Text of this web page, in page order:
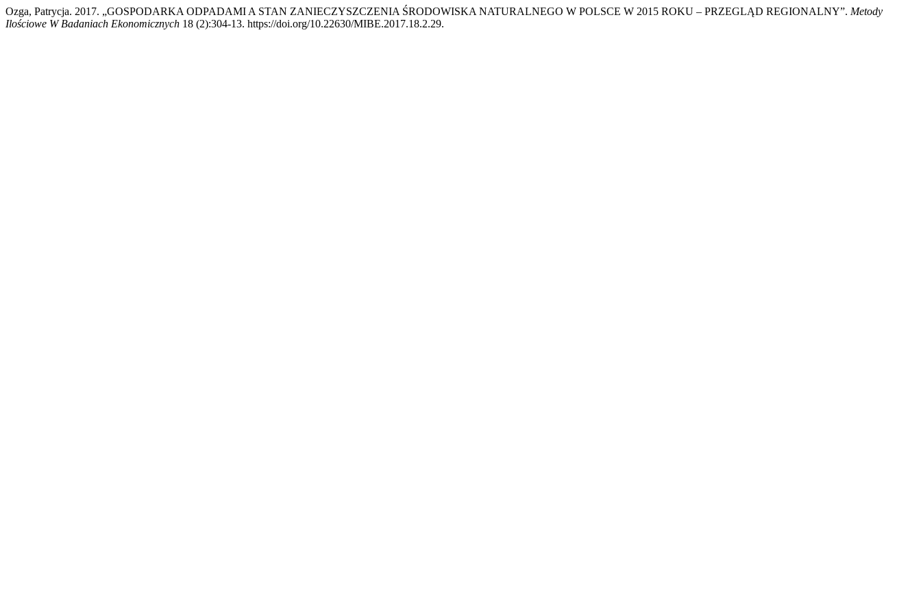
Ozga, Patrycja. 2017. „GOSPODARKA ODPADAMI A STAN ZANIECZYSZCZENIA ŚRODOWISKA NATURALNEGO W POLSCE W 2015 ROKU – PRZEGLĄD REGIONALNY”. Metody
Ilościowe W Badaniach Ekonomicznych 18 (2):304-13. https://doi.org/10.22630/MIBE.2017.18.2.29.